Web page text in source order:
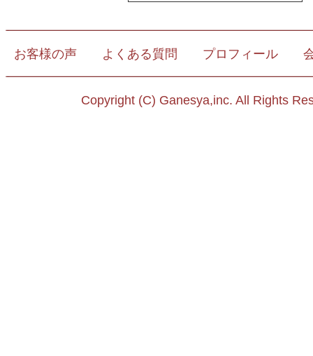
お客様の声 よくある質問 プロフィール
Copyright (C) Ganesya,inc. All Rights